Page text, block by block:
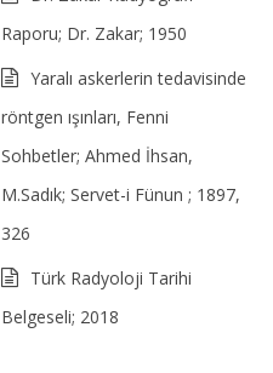
Raporu; Dr. Zakar; 1950
Yaralı askerlerin tedavisinde
röntgen ışınları, Fenni
Sohbetler; Ahmed İhsan,
M.Sadık; Servet-i Fünun ; 1897,
326
Türk Radyoloji Tarihi
Belgeseli; 2018